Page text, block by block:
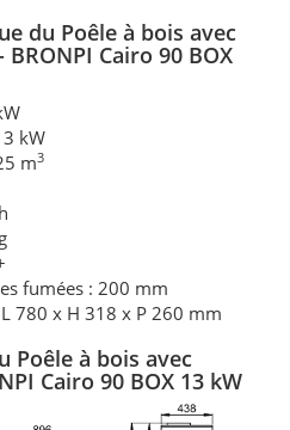
du Poêle à bois avec
Cairo 90 BOX
kW
m3
fumées : 200 mm
780 x H 318 x P 260 mm
Poêle à bois avec
Cairo 90 BOX 13 kW